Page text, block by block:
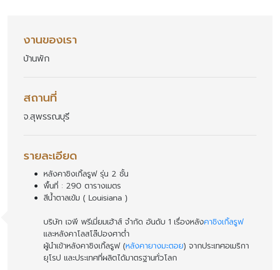
งานของเรา
บ้านพัก
สถานที่
จ.สุพรรณบุรี
รายละเอียด
หลังคาชิงเกิ้ลรูฟ รุ่น 2 ชั้น
พื้นที่ : 290 ตารางเมตร
สีน้ำตาลเข้ม ( Louisiana )
บริษัท เจพี พรีเมี่ยมเฮ้าส์ จำกัด อันดับ 1 เรื่องหลังคาชิงเกิ้ลรูฟ
ละหลังคาโลสโล๊ปองศาต่ำ
ผู้นำเข้าหลังคาชิงเกิ้ลรูฟ (หลังคายางมะตอ) จากประเทศอเมริกา
ุโรป และประเทศที่ผลิตได้มาตรฐานทั่วโลก